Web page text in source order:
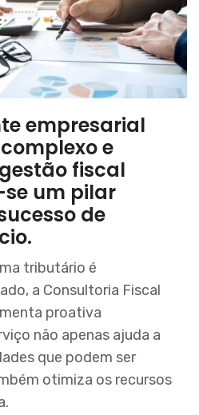
empresarial
e
fiscal
um pilar
de
tributário é
a Consultoria Fiscal
proativa
não apenas ajuda a
que podem ser
otimiza os recursos